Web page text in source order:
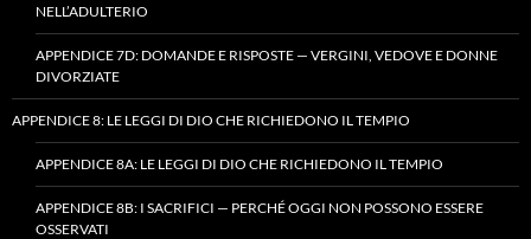
NELL’ADULTERIO
APPENDICE 7D: DOMANDE E RISPOSTE — VERGINI, VEDOVE E DONNE
DIVORZIATE
APPENDICE 8: LE LEGGI DI DIO CHE RICHIEDONO IL TEMPIO
APPENDICE 8A: LE LEGGI DI DIO CHE RICHIEDONO IL TEMPIO
APPENDICE 8B: I SACRIFICI — PERCHÉ OGGI NON POSSONO ESSERE
OSSERVATI